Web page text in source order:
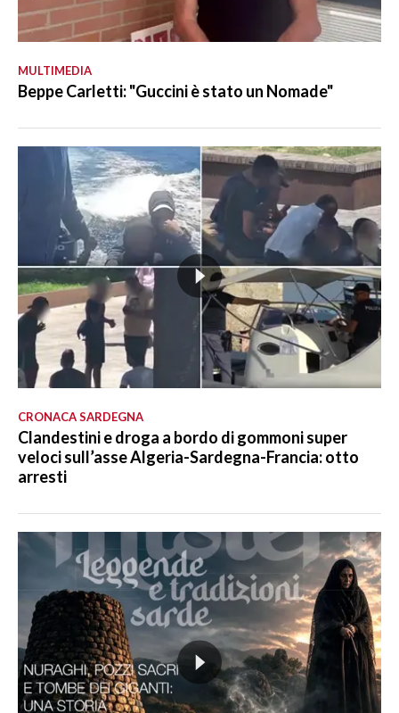
MULTIMEDIA
Beppe Carletti: "Guccini è stato un Nomade"
CRONACA SARDEGNA
Clandestini e droga a bordo di gommoni super
veloci sull’asse Algeria-Sardegna-Francia: otto
arresti